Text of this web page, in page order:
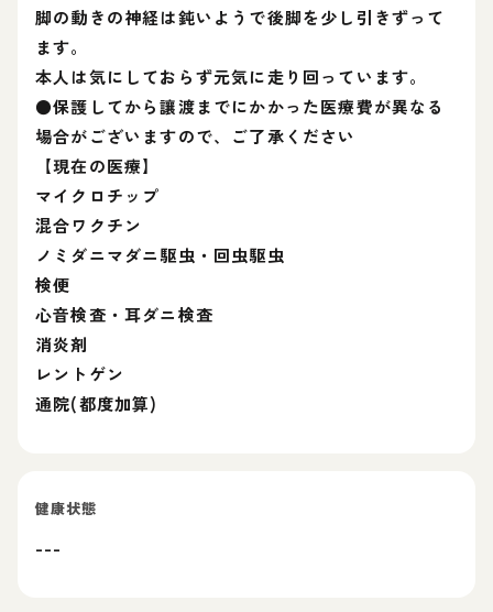
脚の動きの神経は鈍いようで後脚を少し引きずって
ます。
本人は気にしておらず元気に走り回っています。
●保護してから讓渡までにかかった医療費が異なる
場合がございますので、ご了承ください
【現在の医療】
マイクロチップ
混合ワクチン
ノミダニマダニ駆虫・回虫駆虫
検便
心音検査・耳ダニ検査
消炎剤
レントゲン
通院(都度加算)
健康状態
---